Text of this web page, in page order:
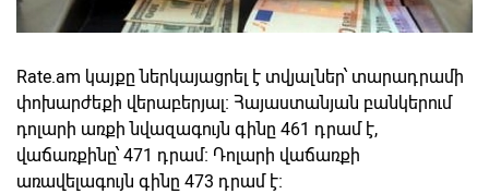
Rate.am կայքը ներկայացրել է տվյալներ՝ տարադրամի
փոխարժեքի վերաբերյալ։ Հայաստանյան բանկերում
դոլարի առքի նվազագույն գինը 461 դրամ է,
վաճառքինը՝ 471 դրամ։ Դոլարի վաճառքի
առավելագույն գինը 473 դրամ է։